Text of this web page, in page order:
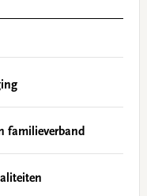
familieverband